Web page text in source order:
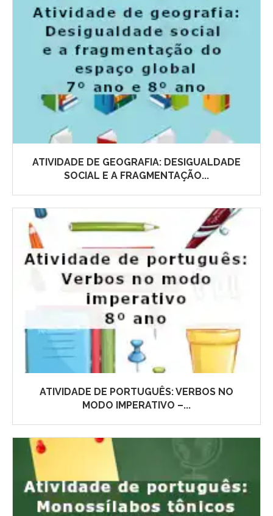
ATIVIDADE DE GEOGRAFIA: DESIGUALDADE
SOCIAL E A FRAGMENTAÇÃO...
ATIVIDADE DE PORTUGUÊS: VERBOS NO
MODO IMPERATIVO –...